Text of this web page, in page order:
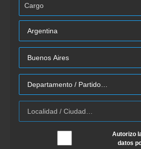
Autorizo
datos